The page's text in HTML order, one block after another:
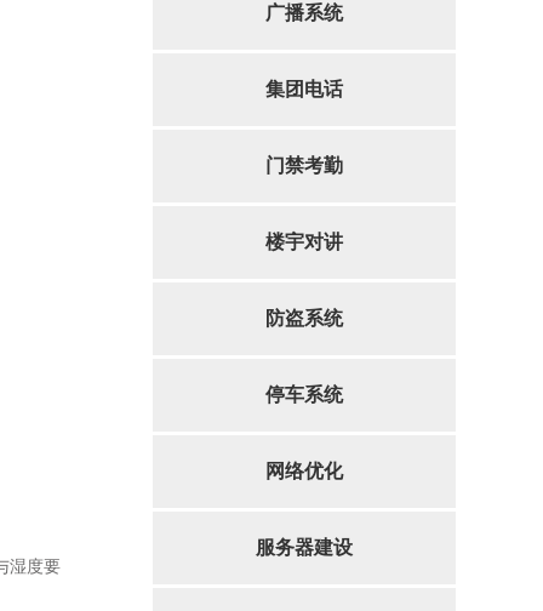
广播系统
集团电话
门禁考勤
楼宇对讲
防盗系统
停车系统
网络优化
服务器建设
湿度要